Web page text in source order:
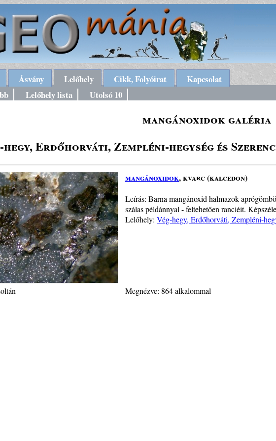
Ásvány Lelőhely Cikk, Folyóirat
Kapcsolat
Lelőhely lista Utolsó 10
mangánoxidok galéria
hegy, Erdőhorváti, Zempléni-hegység és
mangánoxidok, kvarc (kalcedon)
Leírás: Barna mangánoxid halmazok
szálas példánnyal - feltehetően ranciéit.
Lelőhely: Vég-hegy, Erdőhorváti, Zempléni-
Megnézve: 864 alkalommal